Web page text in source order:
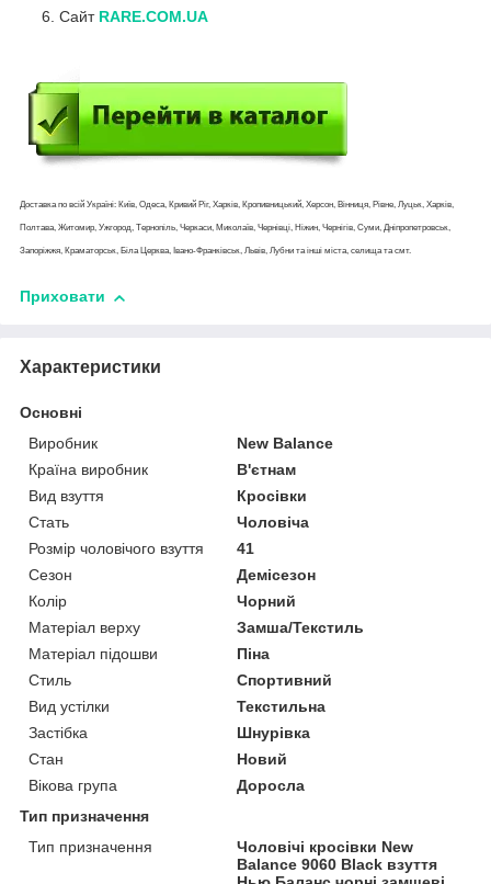
Сайт RARE.COM.UA
Доставка по всій Україні: Київ, Одеса, Кривий Ріг, Харків, Кропивницький, Херсон, Вінниця, Рівне, Луцьк, Харків,
Полтава, Житомир, Ужгород, Тернопіль, Черкаси, Миколаїв, Чернівці, Ніжин, Чернігів, Суми, Дніпропетровськ,
Запоріжжя, Краматорськ, Біла Церква, Івано-Франківськ, Львів, Лубни та інші міста, селища та смт.
Приховати
Характеристики
Основні
Виробник
New Balance
Країна виробник
В'єтнам
Вид взуття
Кросівки
Стать
Чоловіча
Розмір чоловічого взуття
41
Сезон
Демісезон
Колір
Чорний
Матеріал верху
Замша/Текстиль
Матеріал підошви
Піна
Стиль
Спортивний
Вид устілки
Текстильна
Застібка
Шнурівка
Стан
Новий
Вікова група
Доросла
Тип призначення
Тип призначення
Чоловічі кросівки New
Balance 9060 Black взуття